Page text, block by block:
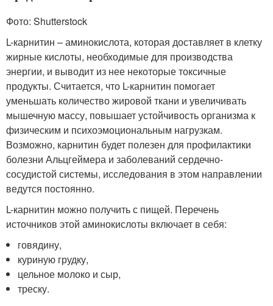
Фото: Shutterstock
L-карнитин – аминокислота, которая доставляет в клетку
жирные кислоты, необходимые для производства
энергии, и выводит из нее некоторые токсичные
продукты. Считается, что L-карнитин помогает
уменьшать количество жировой ткани и увеличивать
мышечную массу, повышает устойчивость организма к
физическим и психоэмоциональным нагрузкам.
Возможно, карнитин будет полезен для профилактики
болезни Альцгеймера и заболеваний сердечно-
сосудистой системы, исследования в этом направлении
ведутся постоянно.
L-карнитин можно получить с пищей. Перечень
источников этой аминокислоты включает в себя:
говядину,
куриную грудку,
цельное молоко и сыр,
треску.